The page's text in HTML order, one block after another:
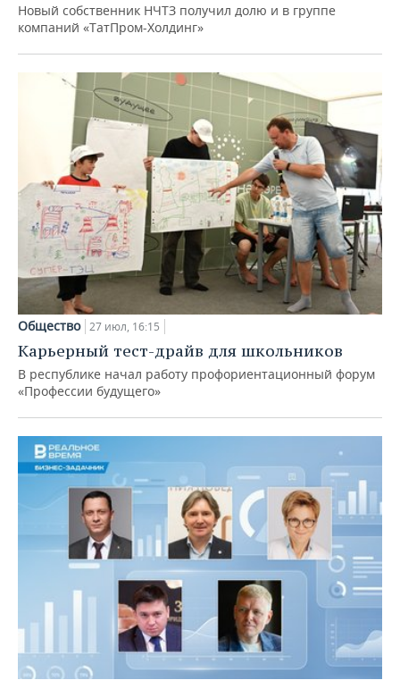
Новый собственник НЧТЗ получил долю и в группе
компаний «ТатПром-Холдинг»
Общество 27 июл, 16:15
Карьерный тест-драйв для школьников
В республике начал работу профориентационный форум
«Профессии будущего»